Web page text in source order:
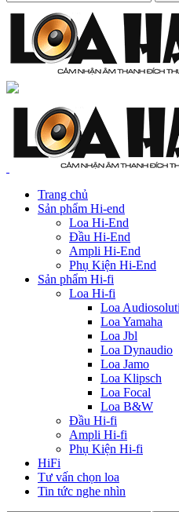
Trang chủ
Sản phẩm Hi-end
Loa Hi-End
Đầu Hi-End
Ampli Hi-End
Phụ Kiện Hi-End
Sản phẩm Hi-fi
Loa Hi-fi
Loa
Loa Yamaha
Loa Jbl
Loa Dynaudio
Loa Jamo
Loa Klipsch
Loa Focal
Loa B&W
Đầu Hi-fi
Ampli Hi-fi
Phụ Kiện Hi-fi
HiFi
Tư vấn chọn loa
Tin tức nghe nhìn